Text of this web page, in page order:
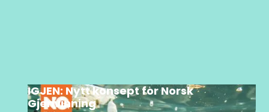
IGJEN: Nytt konsept for Norsk
Gjenvinning